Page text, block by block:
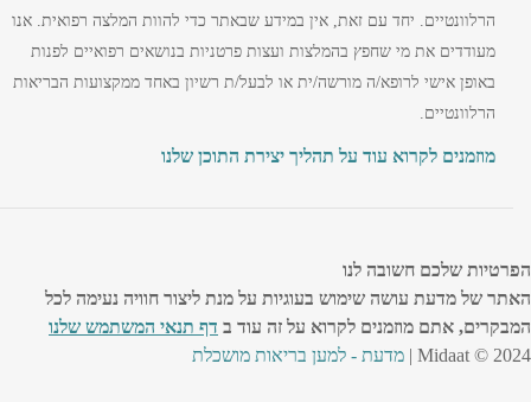
הרלוונטיים. יחד עם זאת, אין במידע שבאתר כדי להוות המלצה רפואית. אנו
מעודדים את מי שחפץ בהמלצות ועצות פרטניות בנושאים רפואיים לפנות
באופן אישי לרופא/ה מורשה/ית או לבעל/ת רשיון באחד ממקצועות הבריאות
הרלוונטיים.
מוזמנים לקרוא עוד על תהליך יצירת התוכן שלנו
הפרטיות שלכם חשובה לנו
האתר של מדעת עושה שימוש בעוגיות על מנת ליצור חוויה נעימה לכל
המבקרים, אתם מוזמנים לקרוא על זה עוד ב דף תנאי המשתמש שלנו
Midaat © 2024 |
מדעת - למען בריאות מושכלת